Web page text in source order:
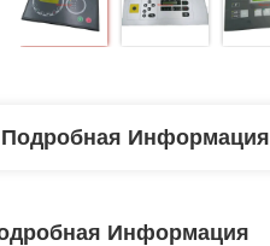
Подробная Информация
Информация